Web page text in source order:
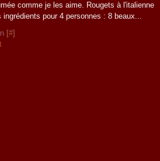
comme je les aime. Rougets à l'italienne
pour 4 personnes : 8 beaux...
[#]